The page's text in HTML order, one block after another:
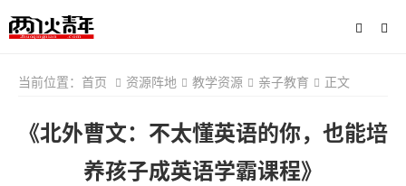
当前位置： 首页 资源阵地 教学资源 亲子教育 正文
《北外曹文：不太懂英语的你，也能培
养孩子成英语学霸课程》